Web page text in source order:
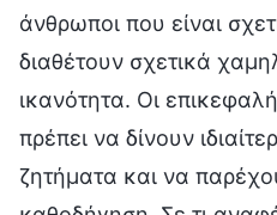
άνθρωποι που είναι
διαθέτουν σχετικά
ικανότητα. Οι
πρέπει να δίνουν
ζητήματα και να